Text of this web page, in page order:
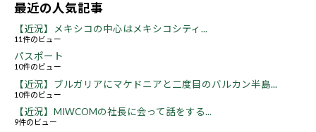
最近の人気記事
【近況】メキシコの中心はメキシコシティ...
11件のビュー
パスポート
10件のビュー
【近況】ブルガリアにマケドニアと二度目のバルカン半島...
10件のビュー
【近況】MIWCOMの社長に会って話をする...
9件のビュー